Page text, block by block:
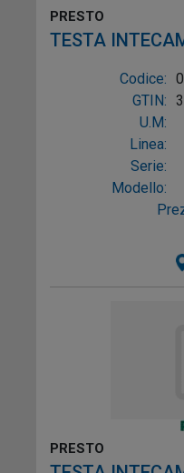
PRESTO
TESTA
Codice:
GTIN:
U.M:
Linea:
Serie:
Modello:
PRESTO